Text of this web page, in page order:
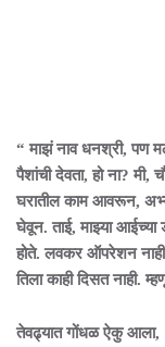
“ माझं नाव धनश्री, पण
पैशांची देवता, हो ना?
घरातील काम आवरून,
घेवून. ताई, माझ्या आईच्या
होते. लवकर ऑपरेशन
तिला काही दिसत नाही.
तेवढ्यात गोंधळ ऐकु आला,